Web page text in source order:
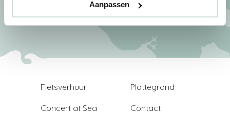
Aanpassen
Fietsverhuur
Concert at Sea
Plattegrond
Contact